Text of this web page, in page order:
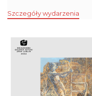
Szczegóły wydarzenia